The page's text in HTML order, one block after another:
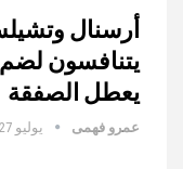
أرسنال
يتنافسون
يعطل الصفقة
عمرو فهمى يوليو 27, 2026